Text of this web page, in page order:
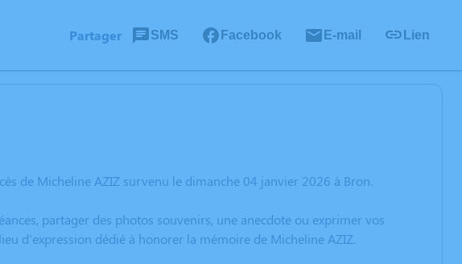
Partager SMS Facebook E-mail Lien
de Micheline AZIZ survenu le dimanche 04 janvier 2026 à Bron.
partager des photos souvenirs, une anecdote ou exprimer vos
d'expression dédié à honorer la mémoire de Micheline AZIZ.